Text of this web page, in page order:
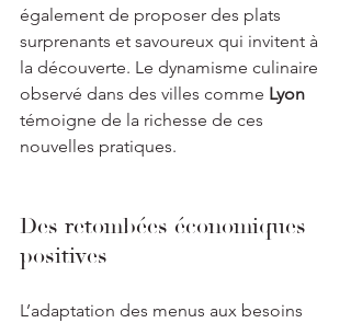
également de proposer des plats
surprenants et savoureux qui invitent à
la découverte. Le dynamisme culinaire
observé dans des villes comme Lyon
témoigne de la richesse de ces
nouvelles pratiques.
Des retombées économiques
positives
L’adaptation des menus aux besoins